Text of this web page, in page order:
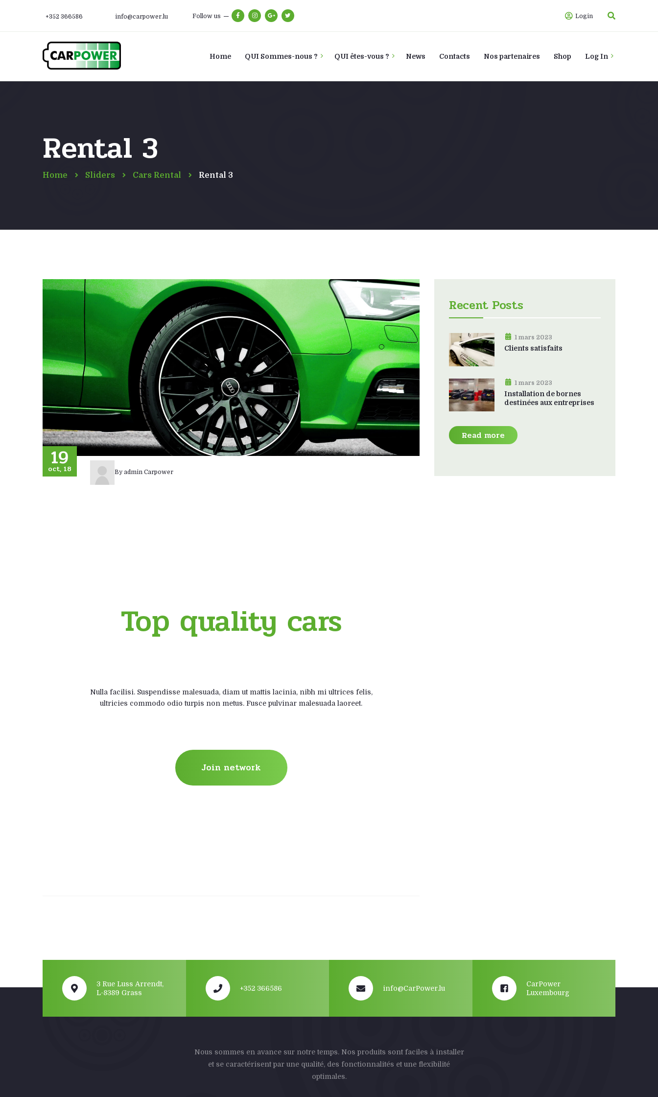
+352 366586 info@carpower.lu Follow us Login
Home QUI Sommes-nous ? QUI êtes-vous ? News Contacts Nos partenaires Shop Log In
Rental 3
Home Sliders Cars Rental Rental 3
19
oct, 18 By admin Carpower
Top quality cars
Nulla facilisi. Suspendisse malesuada, diam ut mattis lacinia, nibh mi ultrices felis,
ultricies commodo odio turpis non metus. Fusce pulvinar malesuada laoreet.
Join network
Recent Posts
1 mars 2023
Clients satisfaits
1 mars 2023
Installation de bornes
destinées aux entreprises
Read more
3 Rue Luss Arrendt,
L-8389 Grass
+352 366586 info@CarPower.lu
CarPower
Luxembourg
Nous sommes en avance sur notre temps. Nos produits sont faciles à installer
et se caractérisent par une qualité, des fonctionnalités et une flexibilité
optimales.